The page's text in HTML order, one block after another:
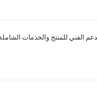
الفني للمنتج والخدمات